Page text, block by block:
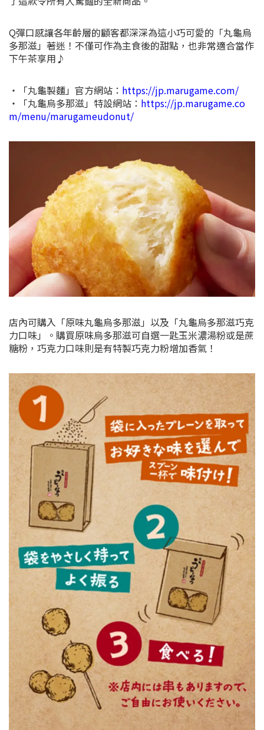
Q彈口感讓各年齡層的顧客都深深為這小巧可愛的「丸龜烏
多那滋」著迷！不僅可作為主食後的甜點，也非常適合當作
下午茶享用♪
・「丸龜製麵」官方網站： https://jp.marugame.com/
・「丸龜烏多那滋」特設網站： https://jp.marugame.co
m/menu/marugameudonut/
店內可購入「原味丸龜烏多那滋」以及「丸龜烏多那滋巧克
力口味」。購買原味烏多那滋可自選一匙玉米濃湯粉或是蔗
糖粉，巧克力口味則是有特製巧克力粉增加香氣！